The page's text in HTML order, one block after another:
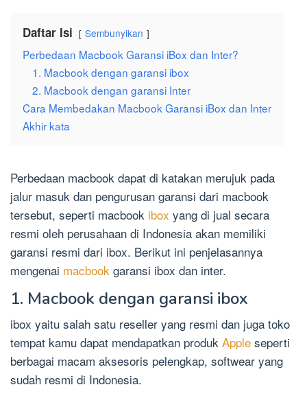
Daftar Isi Sembunyikan
Perbedaan Macbook Garansi iBox dan Inter?
1. Macbook dengan garansi ibox
2. Macbook dengan garansi Inter
Cara Membedakan Macbook Garansi iBox dan Inter
Akhir kata
Perbedaan macbook dapat di katakan merujuk pada
jalur masuk dan pengurusan garansi dari macbook
tersebut, seperti macbook ibox yang di jual secara
resmi oleh perusahaan di Indonesia akan memiliki
garansi resmi dari ibox. Berikut ini penjelasannya
mengenai macbook garansi ibox dan inter.
1. Macbook dengan garansi ibox
ibox yaitu salah satu reseller yang resmi dan juga toko
tempat kamu dapat mendapatkan produk Apple seperti
berbagai macam aksesoris pelengkap, softwear yang
sudah resmi di Indonesia.